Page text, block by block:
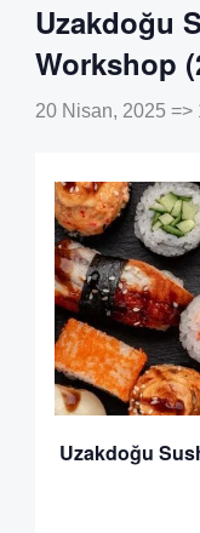
Uzakdoğu
Workshop
20 Nisan, 2025 =>
Uzakdoğu